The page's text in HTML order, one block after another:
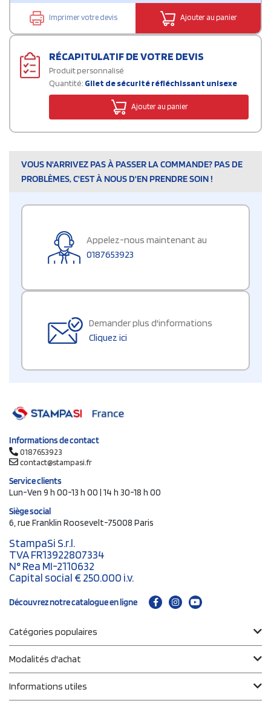
Imprimer votre devis Ajouter au panier
RÉCAPITULATIF DE VOTRE DEVIS
Produit personnalisé
Quantité: Gilet de sécurité réfléchissant unisexe
Ajouter au panier
VOUS N'ARRIVEZ PAS À PASSER LA COMMANDE? PAS DE
PROBLÈMES, C'EST À NOUS D'EN PRENDRE SOIN !
Appelez-nous maintenant au
0187653923
Demander plus d'informations
Cliquez ici
Informations de contact
0187653923
contact@stampasi.fr
Service clients
Lun-Ven 9 h 00-13 h 00 | 14 h 30-18 h 00
Siège social
6, rue Franklin Roosevelt-75008 Paris
StampaSi S.r.l.
TVA FR13922807334
N° Rea MI-2110632
Capital social € 250.000 i.v.
Découvrez notre catalogue en ligne
Catégories populaires
Modalités d'achat
Informations utiles